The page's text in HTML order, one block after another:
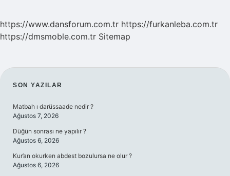
https://www.dansforum.com.tr https://furkanleba.com.tr
https://dmsmoble.com.tr Sitemap
SIDEBAR
SON YAZILAR
Matbah ı darüssaade nedir ?
Ağustos 7, 2026
Düğün sonrası ne yapılır ?
Ağustos 6, 2026
Kur’an okurken abdest bozulursa ne olur ?
Ağustos 6, 2026